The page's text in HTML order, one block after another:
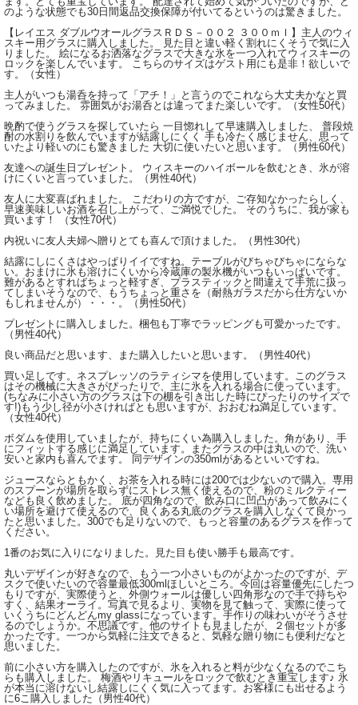
のような状態でも30日間返品交換保障が付いてるというのは驚きました。
【レイエス ダブルウオールグラスＲＤＳ－００２ ３００ｍｌ】主人のウィ
スキー用グラスに購入しました。 見た目と違い軽く割れにくそうで気に入
りました。 絵になるお洒落なグラスで大きな氷を一つ入れてウィスキーの
ロックを楽しんでいます。 こちらのサイズはゲスト用にも是非！欲しいで
す。（女性）
主人がいつも湯呑を持って「アチ！」と言うのでこれなら大丈夫かなと買
ってみました。 雰囲気がお湯呑とは違ってまた楽しいです。（女性50代）
晩酌で使うグラスを探していたら 一目惚れして早速購入しました、 普段焼
酎の水割りを飲んでいますが結露しにくく 手も冷たく感じません、思って
いたより軽いのにも驚きました 大切に使いたいと思います。（男性60代）
友達への誕生日プレゼント。 ウィスキーのハイボールを飲むとき、氷が溶
けにくいと言っていました。（男性40代）
友人に大変喜ばれました。 こだわりの方ですが、ご存知なかったらしく、
早速美味しいお酒を召し上がって、ご満悦でした。 そのうちに、我が家も
買います！ （女性70代）
内祝いに友人夫婦へ贈りとても喜んで頂けました。（男性30代）
結露にしにくさはやっぱりイイですね。テーブルがびちゃびちゃにならな
い。おまけに氷も溶けにくいから冷蔵庫の製氷機がいつもいっぱいです。
難があるとすればちょっと軽すぎ、プラスティックと間違えて手荒に扱っ
てしまいそうなので、もうちょっと重さを（耐熱ガラスだから仕方ないか
もしれませんが）・・・。（男性50代）
プレゼントに購入しました。梱包も丁寧でラッピングも可愛かったです。
（男性40代）
良い商品だと思います、また購入したいと思います。（男性40代）
買い足しです。ネスプレッソのラティシマを使用しています。このグラス
はその機械に大きさがぴったりで、主に氷を入れる場合に使っています。
(ちなみに小さい方のグラスは下の棚を引き出した時にぴったりのサイズで
す!)もう少し径が小さければとも思いますが、おおむね満足しています。
（女性40代）
ボダムを使用していましたが、持ちにくい為購入しました。角があり、手
にフィットする感じに満足しています。またグラスの中は丸いので、洗い
安いと家内も喜んでます。 同デザインの350mlがあるといいですね。
ジュースならともかく、お茶を入れる時には200では少ないので購入。専用
のスプーンが場所を取らずにストレス無く使えるので、粉のミルクティー
なども良く飲めました。 底が四角なので、飲み口に凹凸があって飲みにく
い場所を避けて使えるので、良くある丸底のグラスを購入しなくて良かっ
たと思いました。300でも足りないので、もっと容量のあるグラスを作って
ください。
1番のお気に入りになりました。見た目も使い勝手も最高です。
丸いデザインが好きなので、もう一つ小さいものがよかったのですが、デ
スクで使いたいので容量最低300mlほしいところ。今回は容量優先にしたつ
もりですが、実際使うと、外側ウォールは優しい四角形なので手で持ちや
すく、結果オーライ。写真で見るより、実物を見て触って、実際に使って
いくうちにどんどんmy glassになっています。手作りの味わいがそうさせ
るのでしょうか。不思議です。他のサイトも見ましたが、２個セットが多
かったです。一つから気軽に注文できると、気軽な贈り物にも便利だなと
思いました。
前に小さい方を購入したのですが、氷を入れると料が少なくなるのでこち
らも購入しました。 梅酒やリキュールをロックで飲むとき重宝します♪ 氷
が本当に溶けないし結露しにくく気に入ってます。お客様にも出せるよう
に6こ購入しました（男性40代）